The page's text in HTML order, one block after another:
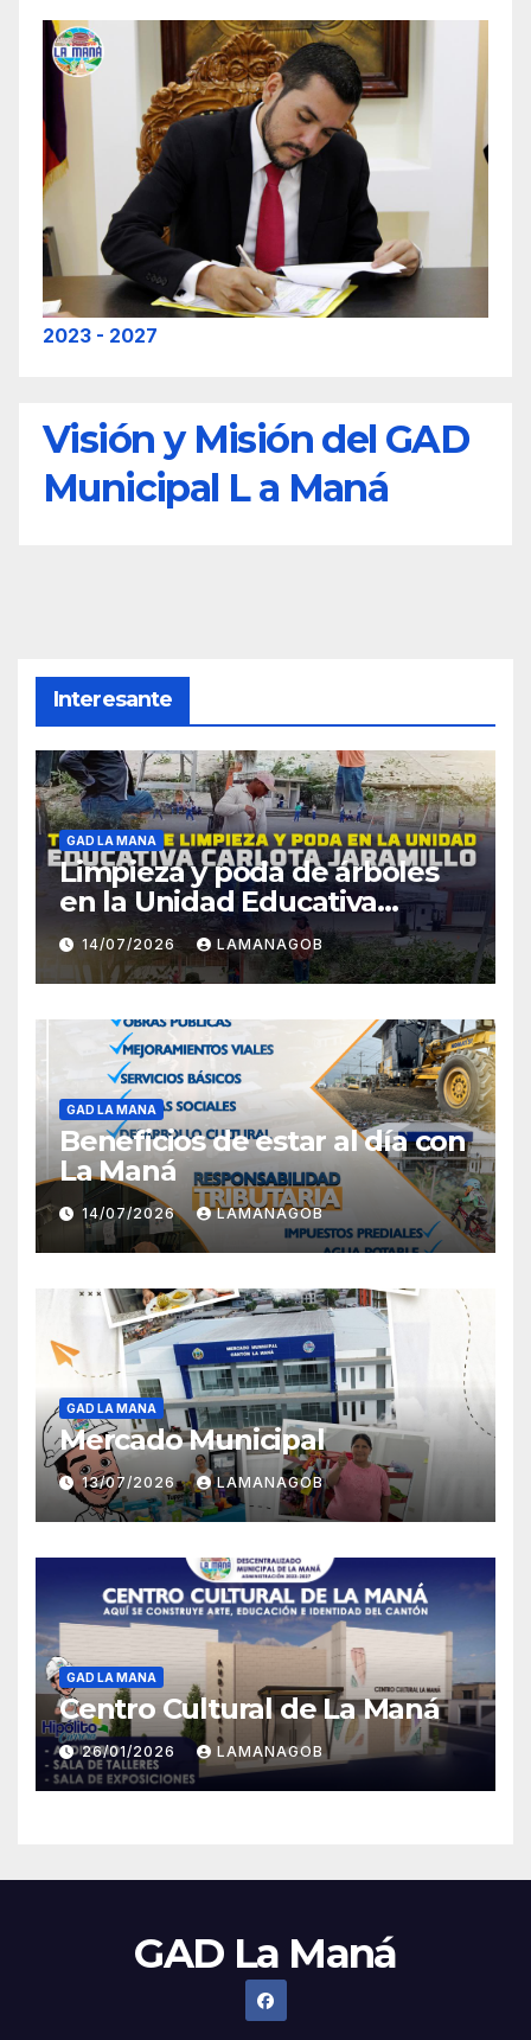
2023 - 2027
Visión y Misión del GAD
Municipal L a Maná
Interesante
GAD LA MANA
Limpieza y poda de árboles
en la Unidad Educativa
Carlota Jaramillo
14/07/2026 LAMANAGOB
GAD LA MANA
Beneficios de estar al día con
La Maná
14/07/2026 LAMANAGOB
GAD LA MANA
Mercado Municipal
13/07/2026 LAMANAGOB
GAD LA MANA
Centro Cultural de La Maná
26/01/2026 LAMANAGOB
GAD La Maná